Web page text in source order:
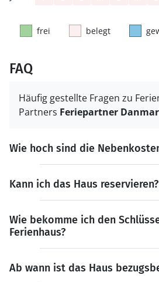
frei belegt
FAQ
Häufig gestellte Fragen zu
Partners Feriepartner
Wie hoch sind die
Kann ich das Haus reservieren?
Wie bekomme ich den
Ferienhaus?
Ab wann ist das Haus